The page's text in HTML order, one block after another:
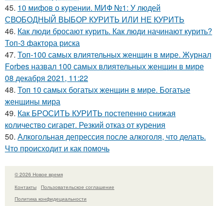
45. 10 мифов о курении. МИФ №1: У людей
СВОБОДНЫЙ ВЫБОР КУРИТЬ ИЛИ НЕ КУРИТЬ
46. Как люди бросают курить. Как люди начинают курить?
Топ-3 фактора риска
47. Топ-100 самых влиятельных женщин в мире. Журнал
Forbes назвал 100 самых влиятельных женщин в мире
08 декабря 2021, 11:22
48. Топ 10 самых богатых женщин в мире. Богатые
женщины мира
49. Как БРОСИТЬ КУРИТЬ постепенно снижая
количество сигарет. Резкий отказ от курения
50. Алкогольная депрессия после алкоголя, что делать.
Что происходит и как помочь
© 2026 Новое время
Контакты
Пользовательское соглашение
Политика конфидециальности